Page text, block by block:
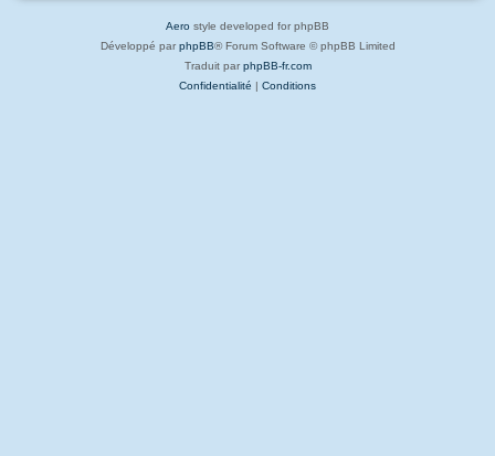
Aero style developed for phpBB
Développé par phpBB® Forum Software © phpBB Limited
Traduit par phpBB-fr.com
Confidentialité | Conditions